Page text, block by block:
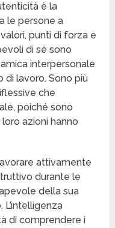
è la
le persone a
punti di forza e
di sé sono
interpersonale
di lavoro. Sono più
che
poiché sono
azioni hanno
attivamente
durante le
della sua
di comprendere i